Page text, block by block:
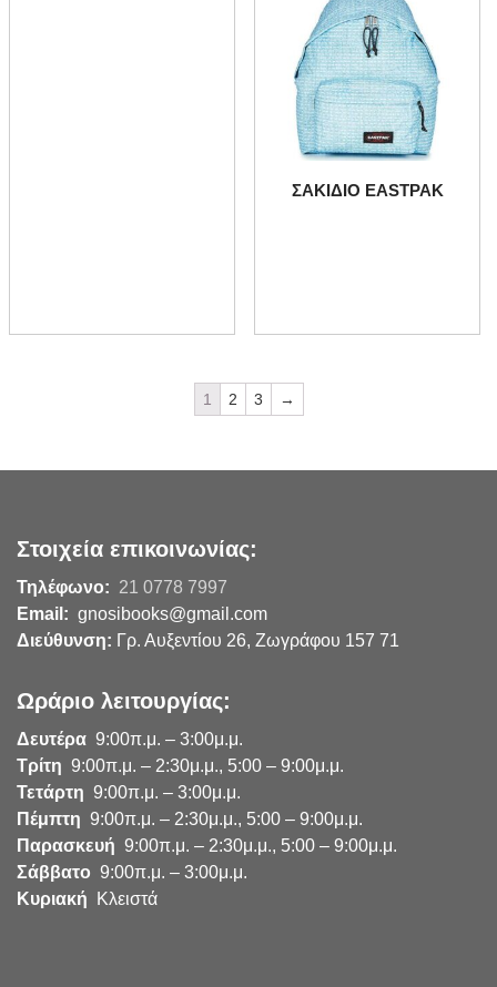
ΣΑΚΙΔΙΟ EASTPAK
1 2 3 →
Στοιχεία επικοινωνίας:
Τηλέφωνο: 21 0778 7997
Email: gnosibooks@gmail.com
Διεύθυνση: Γρ. Αυξεντίου 26, Ζωγράφου 157 71
Ωράριο λειτουργίας:
Δευτέρα 9:00π.μ. – 3:00μ.μ.
Τρίτη 9:00π.μ. – 2:30μ.μ., 5:00 – 9:00μ.μ.
Τετάρτη 9:00π.μ. – 3:00μ.μ.
Πέμπτη 9:00π.μ. – 2:30μ.μ., 5:00 – 9:00μ.μ.
Παρασκευή 9:00π.μ. – 2:30μ.μ., 5:00 – 9:00μ.μ.
Σάββατο 9:00π.μ. – 3:00μ.μ.
Κυριακή Κλειστά